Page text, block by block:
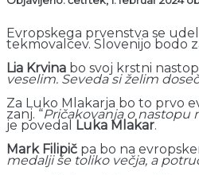
Evropskega prvenstva se
tekmovalcev. Slovenijo bodo
Lia Krvina bo svoj krstni
veselim. Seveda si želim
Za Luko Mlakarja bo to prvo
zanj. “Pričakovanja o
je povedal Luka Mlakar.
Mark Filipič pa bo na
medalji še toliko večja, a